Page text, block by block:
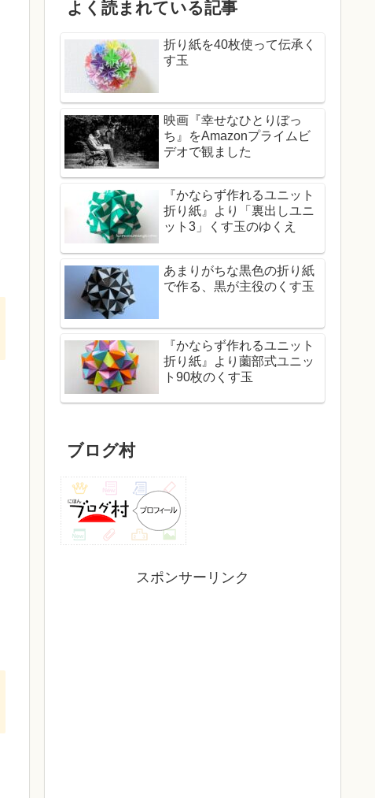
よく読まれている記事
折り紙を40枚使って伝承く
す玉
映画『幸せなひとりぼっ
ち』をAmazonプライムビ
デオで観ました
『かならず作れるユニット
折り紙』より「裏出しユニ
ット3」くす玉のゆくえ
あまりがちな黒色の折り紙
で作る、黒が主役のくす玉
『かならず作れるユニット
折り紙』より薗部式ユニッ
ト90枚のくす玉
ブログ村
スポンサーリンク